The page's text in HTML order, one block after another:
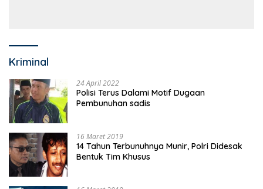
Kriminal
24 April 2022
Polisi Terus Dalami Motif Dugaan
Pembunuhan sadis
16 Maret 2019
14 Tahun Terbunuhnya Munir, Polri Didesak
Bentuk Tim Khusus